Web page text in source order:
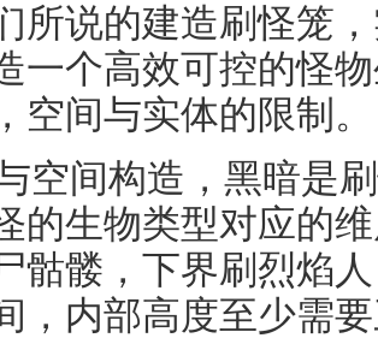
所说的建造刷怪笼
一个高效可控的怪
空间与实体的限制。
空间构造，黑暗是
的生物类型对应的
骷髅，下界刷烈焰
，内部高度至少需